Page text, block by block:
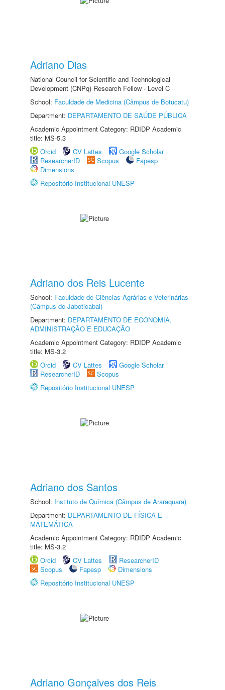
Adriano Dias
National Council for Scientific and Technological
Development (CNPq) Research Fellow - Level C
School: Faculdade de Medicina (Câmpus de Botucatu)
Department: DEPARTAMENTO DE SAÚDE PÚBLICA
Academic Appointment Category: RDIDP Academic
title: MS-5.3
Orcid
CV Lattes
Google Scholar
ResearcherID
Scopus
Fapesp
Dimensions
Repositório Institucional UNESP
Adriano dos Reis Lucente
School: Faculdade de Ciências Agrárias e Veterinárias
(Câmpus de Jaboticabal)
Department: DEPARTAMENTO DE ECONOMIA,
ADMINISTRAÇÃO E EDUCAÇÃO
Academic Appointment Category: RDIDP Academic
title: MS-3.2
Orcid
CV Lattes
Google Scholar
ResearcherID
Scopus
Repositório Institucional UNESP
Adriano dos Santos
School: Instituto de Química (Câmpus de Araraquara)
Department: DEPARTAMENTO DE FÍSICA E
MATEMÁTICA
Academic Appointment Category: RDIDP Academic
title: MS-3.2
Orcid
CV Lattes
ResearcherID
Scopus
Fapesp
Dimensions
Repositório Institucional UNESP
Adriano Gonçalves dos Reis